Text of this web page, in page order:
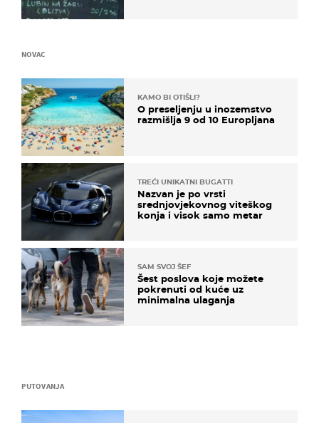
PUTOVANJA
NOVAC
KAMO BI OTIŠLI?
O preseljenju u inozemstvo
razmišlja 9 od 10 Europljana
TREĆI UNIKATNI BUGATTI
Nazvan je po vrsti
srednjovjekovnog viteškog
konja i visok samo metar
SAM SVOJ ŠEF
Šest poslova koje možete
pokrenuti od kuće uz
minimalna ulaganja